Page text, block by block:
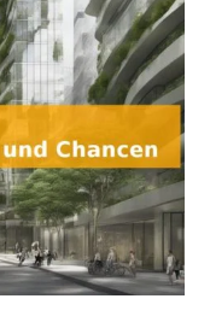
und